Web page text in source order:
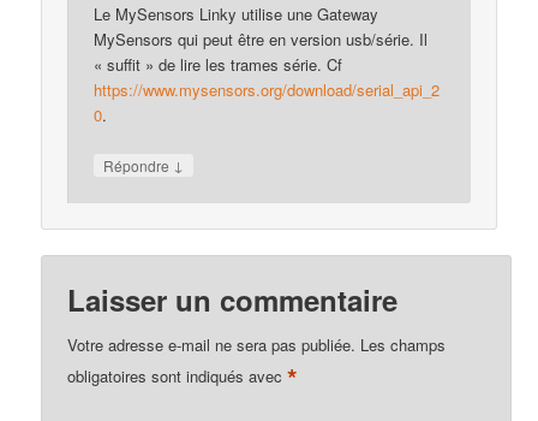
Le MySensors Linky utilise une Gateway
MySensors qui peut être en version usb/série. Il
« suffit » de lire les trames série. Cf
https://www.mysensors.org/download/serial_api_2
0.
Répondre ↓
Laisser un commentaire
Votre adresse e-mail ne sera pas publiée. Les champs
obligatoires sont indiqués avec*